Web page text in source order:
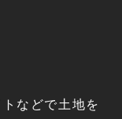
などで土地を